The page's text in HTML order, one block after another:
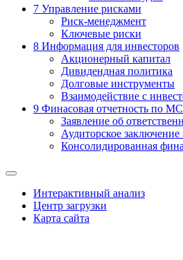
7 Управление рисками
Риск-менеджмент
Ключевые риски
8 Информация для инвесторов
Акционерный капитал
Дивидендная политика
Долговые инструменты
Взаимодействие с
9 Финасовая отчетность по
Заявление об
Аудиторское
Консолидированная
Интерактивный анализ
Центр загрузки
Карта сайта